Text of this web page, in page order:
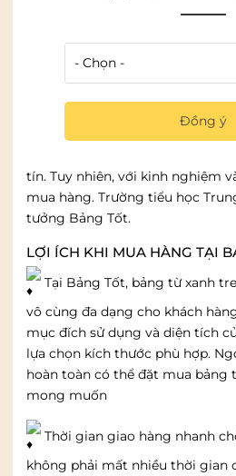
Ngoài ra, trường đã chú trọng
Trong đó, Bảng Tốt tự hào là
phẩm bảng từ xanh viết phấn
Ban đầu, trường cũng rất băn
hàng. Bởi dòng bảng từ xanh
tín. Tuy nhiên, với kinh nghiệm
mua hàng. Trường tiểu học
tưởng Bảng Tốt.
LỢI ÍCH KHI MUA HÀNG TẠI
Tại Bảng Tốt, bảng từ xanh
vô cùng đa dạng cho khách
mục đích sử dụng và diện tích
lựa chọn kích thước phù hợp.
hoàn toàn có thể đặt mua bảng
mong muốn
Thời gian giao hàng nhanh
không phải mất nhiều thời gian
Đồng ý